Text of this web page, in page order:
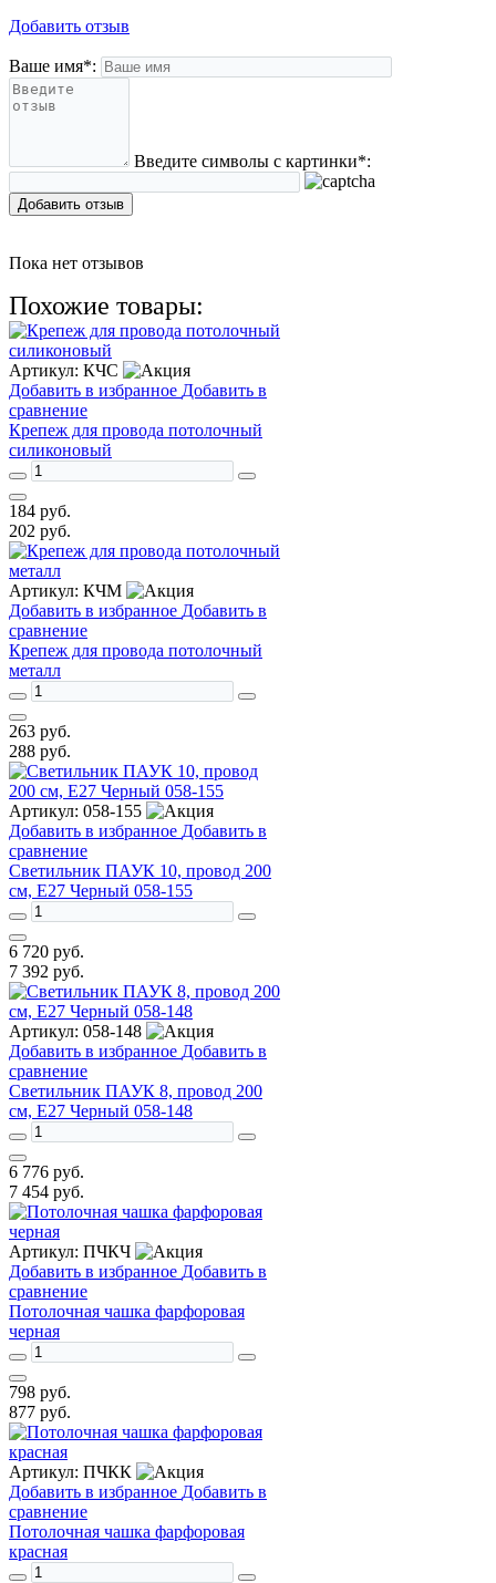
Добавить отзыв
Ваше имя*:
Введите символы с картинки*:
Добавить отзыв
Пока нет отзывов
Похожие товары:
Артикул: КЧС
Добавить в избранное Добавить в
сравнение
Крепеж для провода потолочный
силиконовый
184 руб.
202 руб.
Артикул: КЧМ
Добавить в избранное Добавить в
сравнение
Крепеж для провода потолочный
металл
263 руб.
288 руб.
Артикул: 058-155
Добавить в избранное Добавить в
сравнение
Светильник ПАУК 10, провод 200
см, E27 Черный 058-155
6 720 руб.
7 392 руб.
Артикул: 058-148
Добавить в избранное Добавить в
сравнение
Светильник ПАУК 8, провод 200
см, E27 Черный 058-148
6 776 руб.
7 454 руб.
Артикул: ПЧКЧ
Добавить в избранное Добавить в
сравнение
Потолочная чашка фарфоровая
черная
798 руб.
877 руб.
Артикул: ПЧКК
Добавить в избранное Добавить в
сравнение
Потолочная чашка фарфоровая
красная